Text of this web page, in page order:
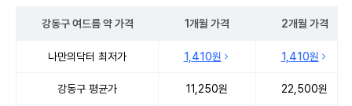
강동구 여드름 약가격 1개월 가격 2개월 가격
나만의닥터 최저가 1,410원 1,410원
강동구 평균가 11,250원 22,500원